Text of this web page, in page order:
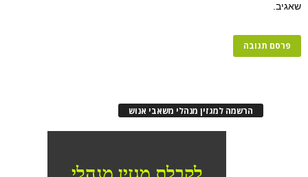
שאגיב.
הרשמה למגזין מנהלי משאבי אנוש